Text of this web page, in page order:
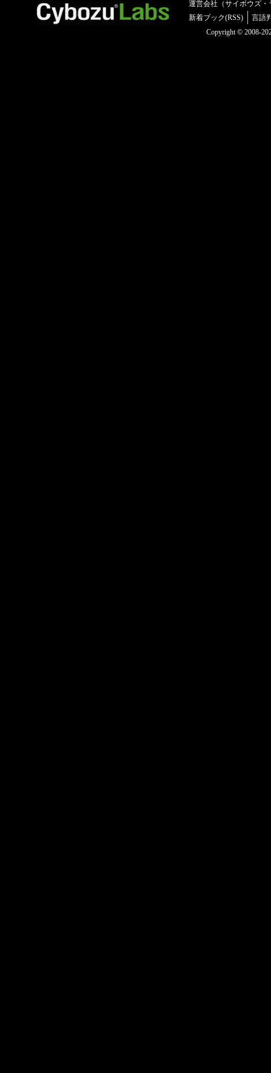
運営会社（サイボウズ・
新着ブック(RSS)
言語
Copyright © 2008-